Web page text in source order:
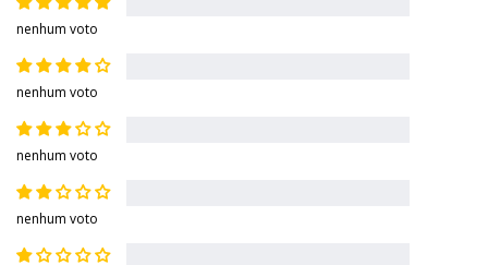
nenhum voto
nenhum voto
nenhum voto
nenhum voto